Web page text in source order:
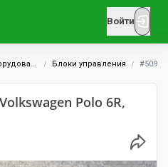
Войти
Блоки управления #509
Polo 6R,